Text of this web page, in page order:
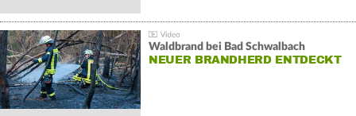
Waldbrand bei Bad Schwalbach
NEUER BRANDHERD ENTDECKT